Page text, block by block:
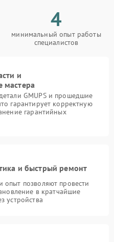
4
минимальный опыт работы
специалистов
и
мастера
GMUPS и прошедшие
гарантирует корректную
гарантийных
и быстрый ремонт
позволяют провести
в кратчайшие
устройства